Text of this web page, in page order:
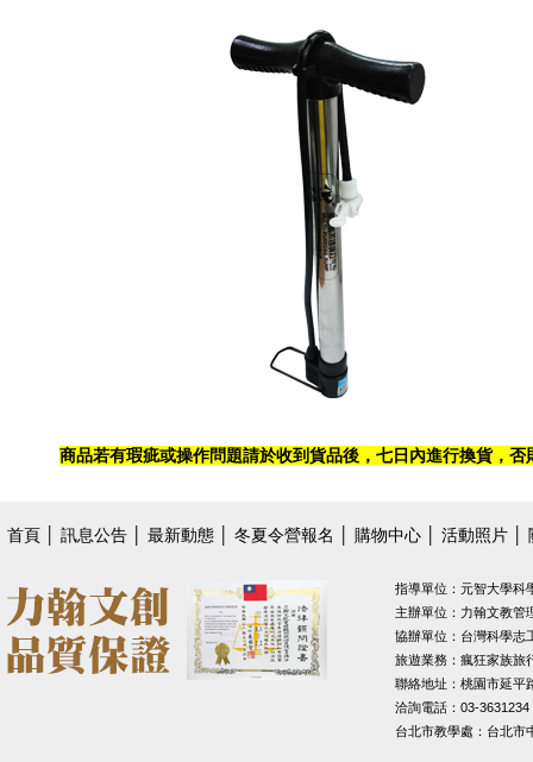
商品若有瑕疵或操作問題請於收到貨品後，七日內進行換貨，否
首頁 訊息公告 最新動態 冬夏令營報名 購物中心 活動照片
指導單位：元智大學科
主辦單位：力翰文教管
協辦單位：台灣科學志
旅遊業務：瘋狂家族旅
聯絡地址：桃園市延平
洽詢電話：03-3631234
台北市教學處：台北市